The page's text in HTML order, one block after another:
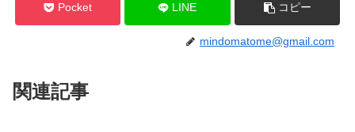
Pocket LINE コピー
mindomatome@gmail.com
関連記事